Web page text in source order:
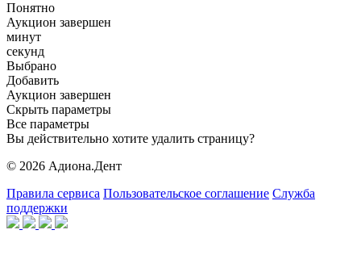
Понятно
Аукцион завершен
минут
секунд
Выбрано
Добавить
Аукцион завершен
Скрыть параметры
Все параметры
Вы действительно хотите удалить страницу?
© 2026 Адиона.Дент
Правила сервиса Пользовательское соглашение Служба
поддержки